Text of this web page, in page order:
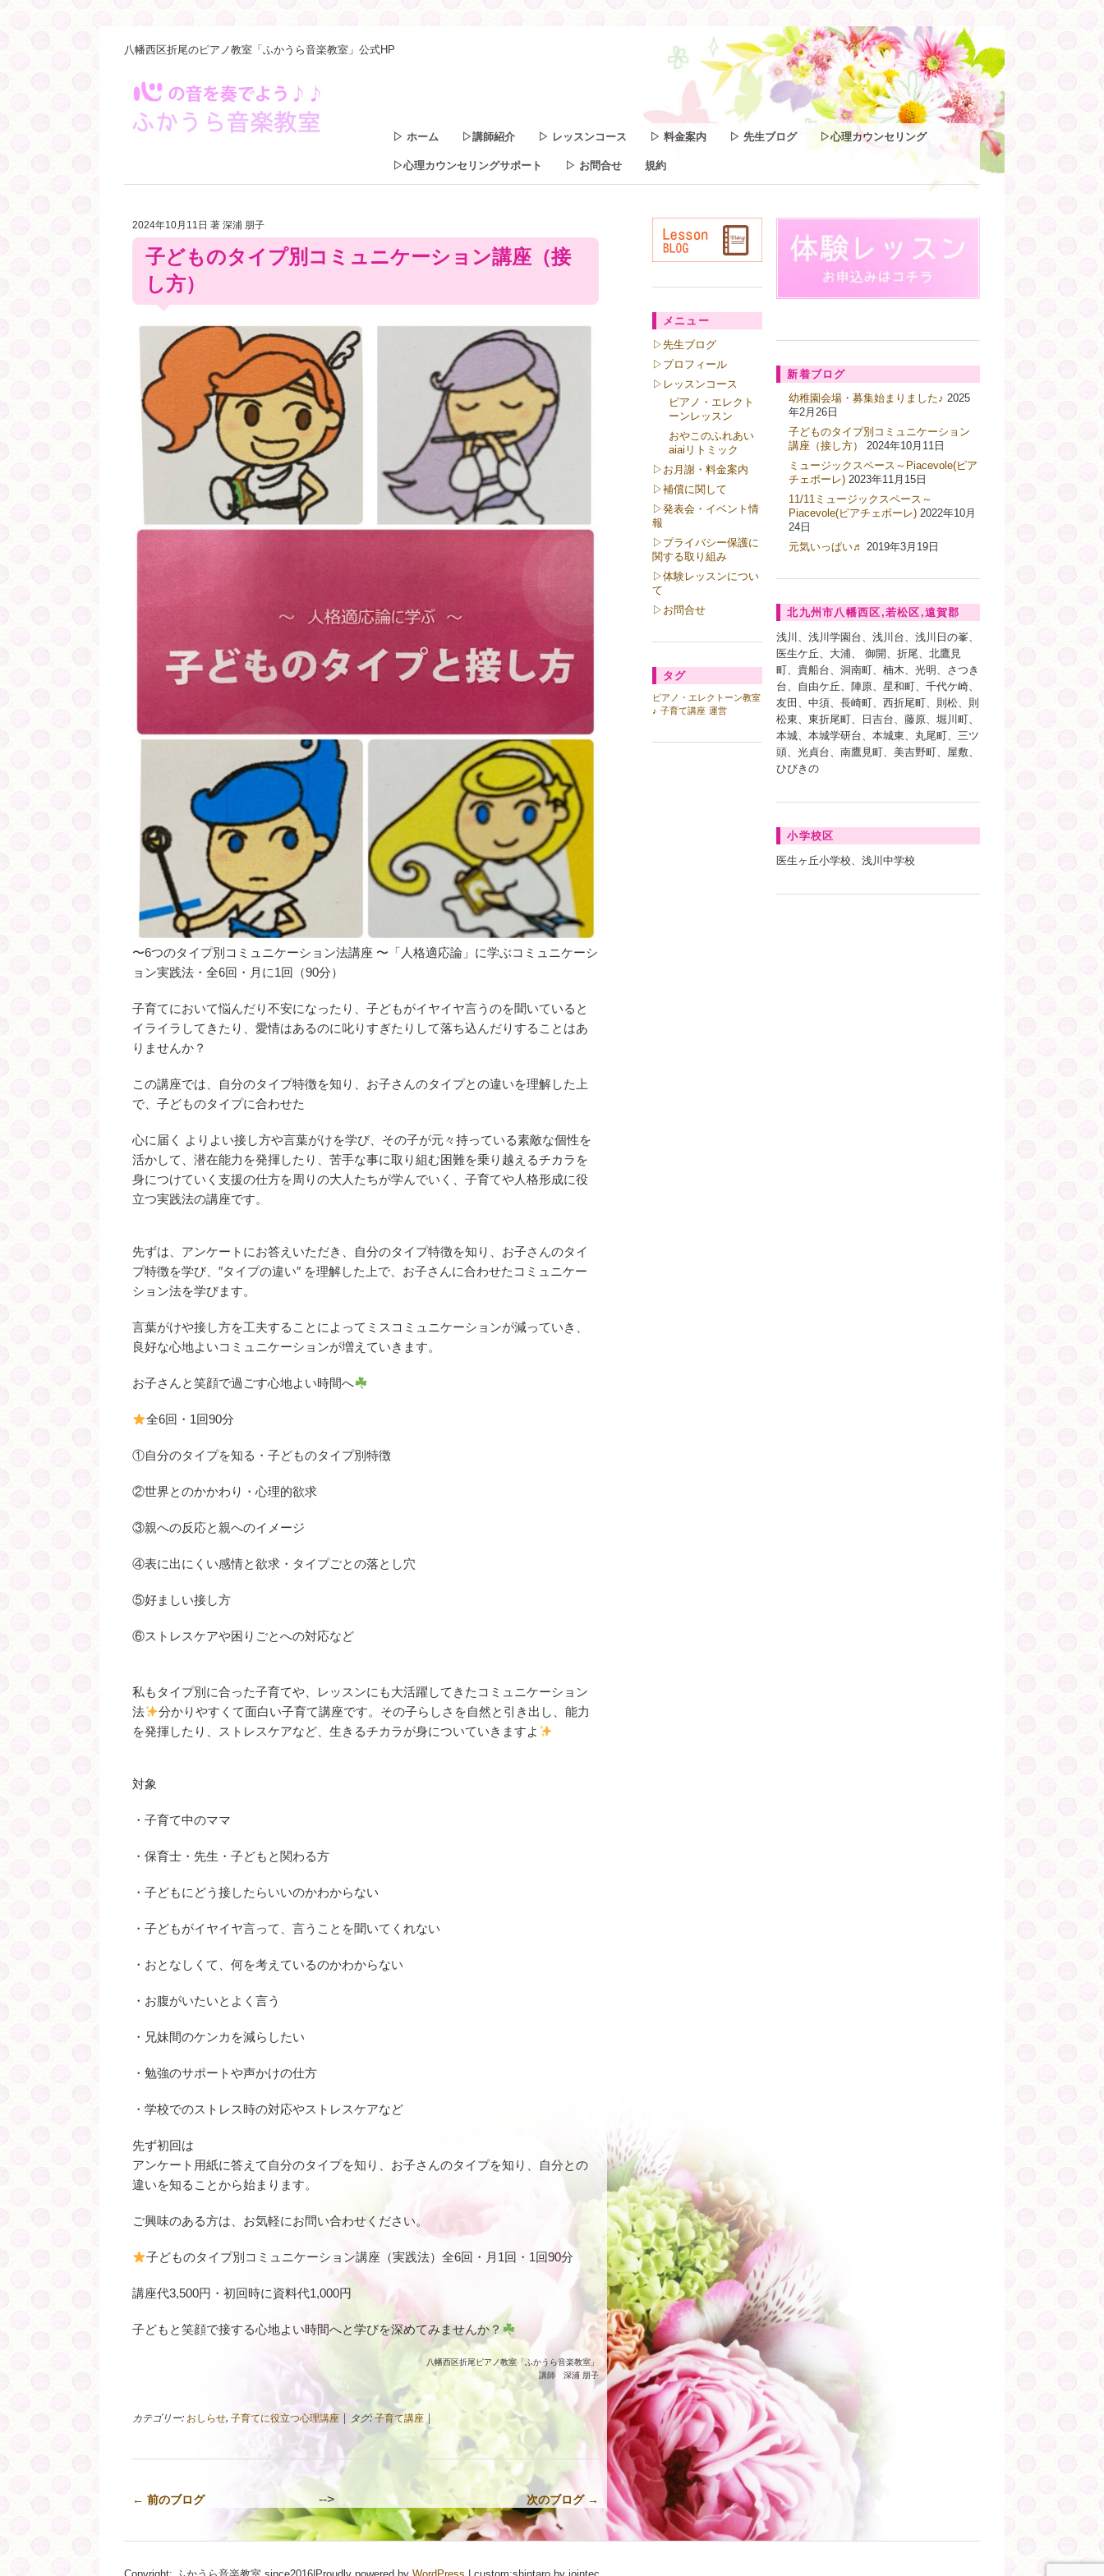
八幡西区折尾のピアノ教室「ふかうら音楽教室」公式HP
▷ ホーム ▷講師紹介 ▷ レッスンコース ▷ 料金案内 ▷ 先生ブログ ▷心理カウンセリング
▷心理カウンセリングサポート ▷ お問合せ 規約
2024年10月11日 著 深浦 朋子
子どものタイプ別コミュニケーション講座（接
し方）
〜6つのタイプ別コミュニケーション法講座 〜「人格適応論」に学ぶコミュニケーシ
ョン実践法・全6回・月に1回（90分）
子育てにおいて悩んだり不安になったり、子どもがイヤイヤ言うのを聞いていると
イライラしてきたり、愛情はあるのに叱りすぎたりして落ち込んだりすることはあ
りませんか？
この講座では、自分のタイプ特徴を知り、お子さんのタイプとの違いを理解した上
で、子どものタイプに合わせた
心に届く よりよい接し方や言葉がけを学び、その子が元々持っている素敵な個性を
活かして、潜在能力を発揮したり、苦手な事に取り組む困難を乗り越えるチカラを
身につけていく支援の仕方を周りの大人たちが学んでいく、子育てや人格形成に役
立つ実践法の講座です。
先ずは、アンケートにお答えいただき、自分のタイプ特徴を知り、お子さんのタイ
プ特徴を学び、″タイプの違い″ を理解した上で、お子さんに合わせたコミュニケー
ション法を学びます。
言葉がけや接し方を工夫することによってミスコミュニケーションが減っていき、
良好な心地よいコミュニケーションが増えていきます。
お子さんと笑顔で過ごす心地よい時間へ
全6回・1回90分
①自分のタイプを知る・子どものタイプ別特徴
②世界とのかかわり・心理的欲求
③親への反応と親へのイメージ
④表に出にくい感情と欲求・タイプごとの落とし穴
⑤好ましい接し方
⑥ストレスケアや困りごとへの対応など
私もタイプ別に合った子育てや、レッスンにも大活躍してきたコミュニケーション
法
分かりやすくて面白い子育て講座です。その子らしさを自然と引き出し、能力
を発揮したり、ストレスケアなど、生きるチカラが身についていきますよ
対象
・子育て中のママ
・保育士・先生・子どもと関わる方
・子どもにどう接したらいいのかわからない
・子どもがイヤイヤ言って、言うことを聞いてくれない
・おとなしくて、何を考えているのかわからない
・お腹がいたいとよく言う
・兄妹間のケンカを減らしたい
・勉強のサポートや声かけの仕方
・学校でのストレス時の対応やストレスケアなど
先ず初回は
アンケート用紙に答えて自分のタイプを知り、お子さんのタイプを知り、自分との
違いを知ることから始まります。
ご興味のある方は、お気軽にお問い合わせください。
子どものタイプ別コミュニケーション講座（実践法）全6回・月1回・1回90分
講座代3,500円・初回時に資料代1,000円
子どもと笑顔で接する心地よい時間へと学びを深めてみませんか？
八幡西区折尾ピアノ教室「ふかうら音楽教室」
講師 深浦 朋子
カテゴリー: おしらせ, 子育てに役立つ心理講座 | タグ:子育て講座
← 前のブログ 次のブログ →
-->
メニュー
▷先生ブログ
▷プロフィール
▷レッスンコース
ピアノ・エレクト
ーンレッスン
おやこのふれあい
aiaiリトミック
▷お月謝・料金案内
▷補償に関して
▷発表会・イベント情
報
▷プライバシー保護に
関する取り組み
▷体験レッスンについ
て
▷お問合せ
タグ
ピアノ・エレクトーン教室
♪ 子育て講座 運営
新着ブログ
幼稚園会場・募集始まりました♪ 2025
年2月26日
子どものタイプ別コミュニケーション
講座（接し方）
2024年10月11日
ミュージックスペース～Piacevole(ピア
チェボーレ) 2023年11月15日
11/11ミュージックスペース～
Piacevole(ピアチェボーレ) 2022年10月
24日
元気いっぱい♬
2019年3月19日
北九州市八幡西区,若松区,遠賀郡
浅川、浅川学園台、浅川台、浅川日の峯、
医生ケ丘、大浦、 御開、折尾、北鷹見
町、貴船台、洞南町、楠木、光明、さつき
台、自由ケ丘、陣原、星和町、千代ケ崎、
友田、中須、長崎町、西折尾町、則松、則
松東、東折尾町、日吉台、藤原、堀川町、
本城、本城学研台、本城東、丸尾町、三ツ
頭、光貞台、南鷹見町、美吉野町、屋敷、
ひびきの
小学校区
医生ヶ丘小学校、浅川中学校